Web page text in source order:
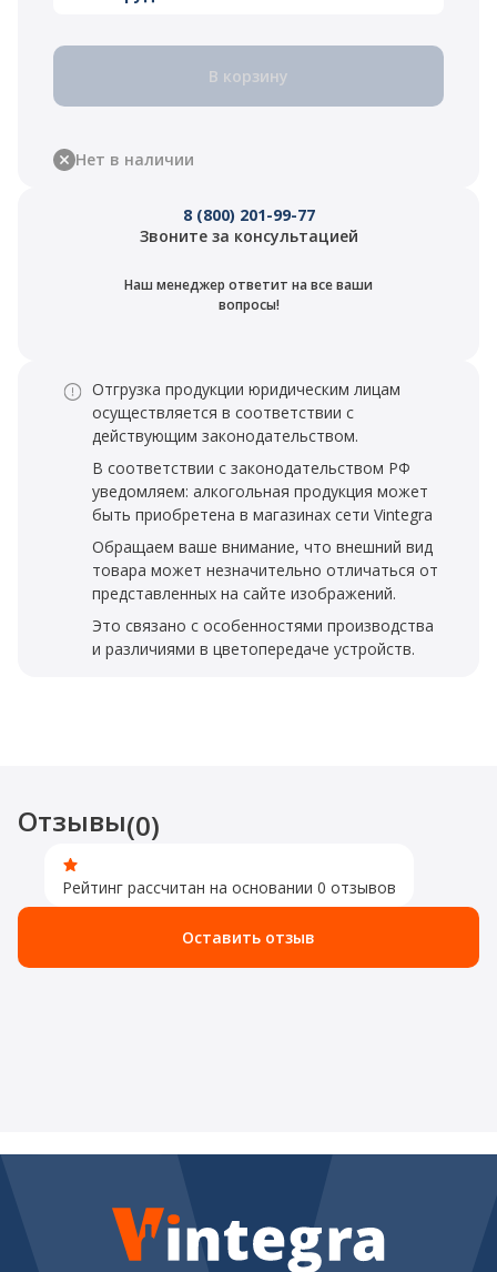
В корзину
Нет в наличии
8 (800) 201-99-77
Звоните за консультацией
Наш менеджер ответит на все ваши
вопросы!
Отгрузка продукции юридическим лицам
осуществляется в соответствии с
действующим законодательством.
В соответствии с законодательством РФ
уведомляем: алкогольная продукция может
быть приобретена в магазинах сети Vintegra
Обращаем ваше внимание, что внешний вид
товара может незначительно отличаться от
представленных на сайте изображений.
Это связано с особенностями производства
и различиями в цветопередаче устройств.
Отзывы(0)
Рейтинг рассчитан на основании 0 отзывов
Оставить отзыв